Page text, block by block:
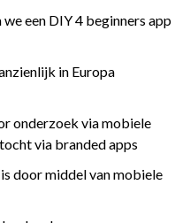
een DIY 4 beginners app
in Europa
onderzoek via mobiele
via branded apps
door middel van mobiele